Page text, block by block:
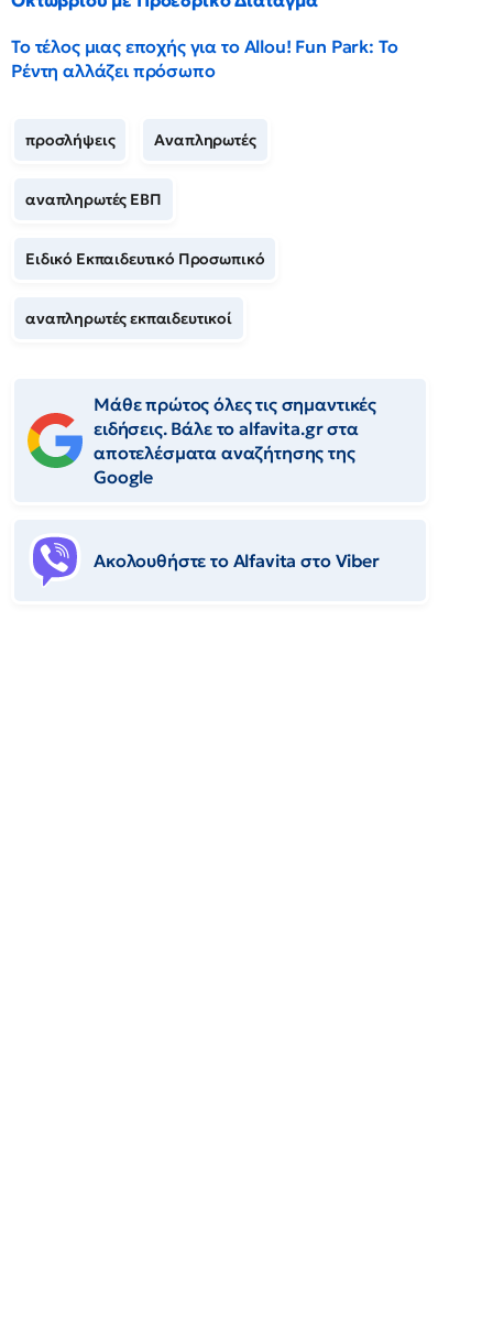
Το τέλος μιας εποχής για το Allou! Fun Park: Το
Ρέντη αλλάζει πρόσωπο
προσλήψεις Αναπληρωτές
αναπληρωτές ΕΒΠ
Ειδικό Εκπαιδευτικό Προσωπικό
αναπληρωτές εκπαιδευτικοί
Μάθε πρώτος όλες τις σημαντικές
ειδήσεις. Βάλε το alfavita.gr στα
αποτελέσματα αναζήτησης της
Google
Ακολουθήστε το Αlfavita στο Viber